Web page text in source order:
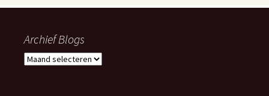
Archief Blogs
Archief